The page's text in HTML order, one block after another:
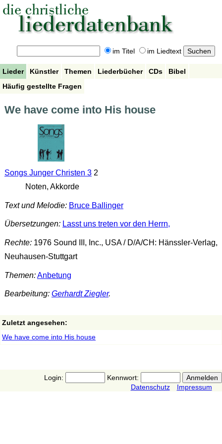
im Titel im Liedtext
Lieder Künstler Themen Liederbücher CDs
Bibel
Häufig gestellte Fragen
We have come into His house
Songs Junger Christen 32
Noten, Akkorde
Text und Melodie: Bruce Ballinger
Übersetzungen: Lasst uns treten vor den Herrn,
Rechte:1976 Sound III, Inc., USA / D/A/CH: Hänssler-Verlag,
Neuhausen-Stuttgart
Themen:Anbetung
Bearbeitung: Gerhardt Ziegler.
Zuletzt angesehen:
We have come into His house
Login:
Kennwort:
Datenschutz
Impressum